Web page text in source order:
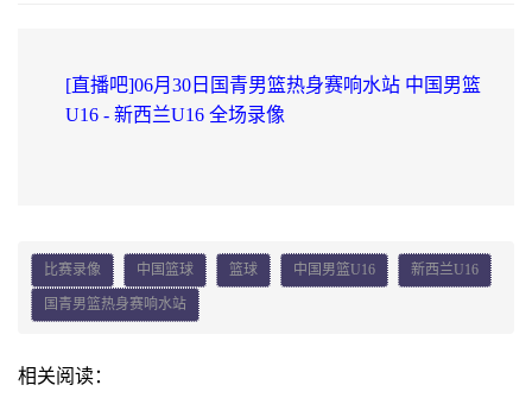
[直播吧]06月30日国青男篮热身赛响水站 中国男篮
U16 - 新西兰U16 全场录像
比赛录像 中国篮球 篮球 中国男篮U16 新西兰U16
国青男篮热身赛响水站
相关阅读：